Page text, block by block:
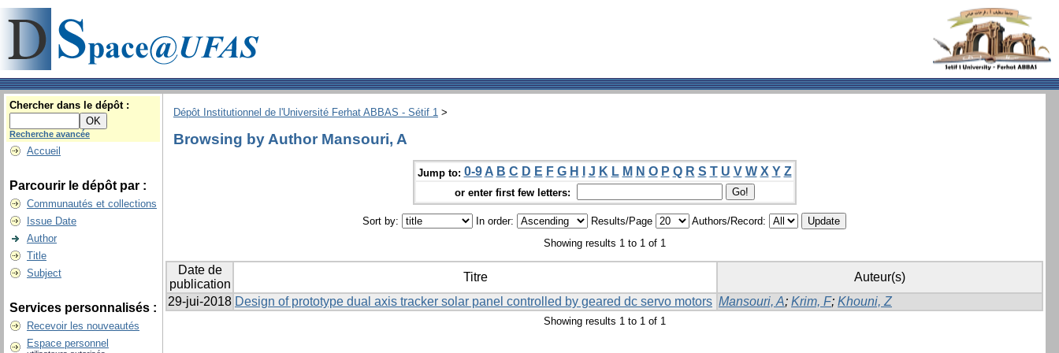
Chercher dans le dépôt :
Recherche avancée
Accueil
Parcourir le dépôt par :
Communautés et collections
Issue Date
Author
Title
Subject
Services personnalisés :
Recevoir les nouveautés
Espace personnel
Dépôt Institutionnel de l'Université Ferhat ABBAS - Sétif 1 >
Browsing by Author Mansouri, A
Jump to: 0-9 A B C D E F G H J K L M N O P Q R S T U V W X Y Z
or enter first few letters:
Sort by: In order: Results/Page
Authors/Record:
Showing results 1 to 1 of 1
Date de
publication
Titre
Auteur(s)
29-jui-2018 Design of prototype dual axis tracker solar panel controlled by geared dc servo motors Mansouri, A; Krim, F; Khouni, Z
Showing results 1 to 1 of 1